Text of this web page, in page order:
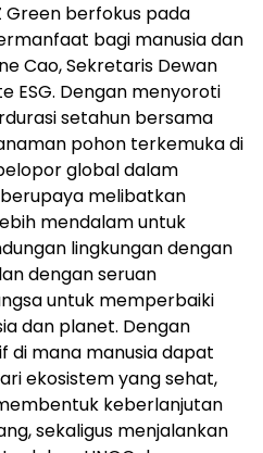
Green berfokus pada
bagi manusia dan
Cao, Sekretaris Dewan
ESG. Dengan menyoroti
setahun bersama
pohon terkemuka di
global dalam
berupaya melibatkan
mendalam untuk
lingkungan dengan
dengan seruan
untuk memperbaiki
dan planet. Dengan
di mana manusia dapat
ekosistem yang sehat,
keberlanjutan
sekaligus menjalankan